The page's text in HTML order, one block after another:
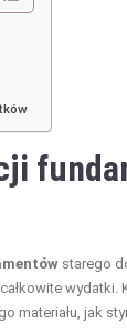
starego
wydatki.
materiału, jak